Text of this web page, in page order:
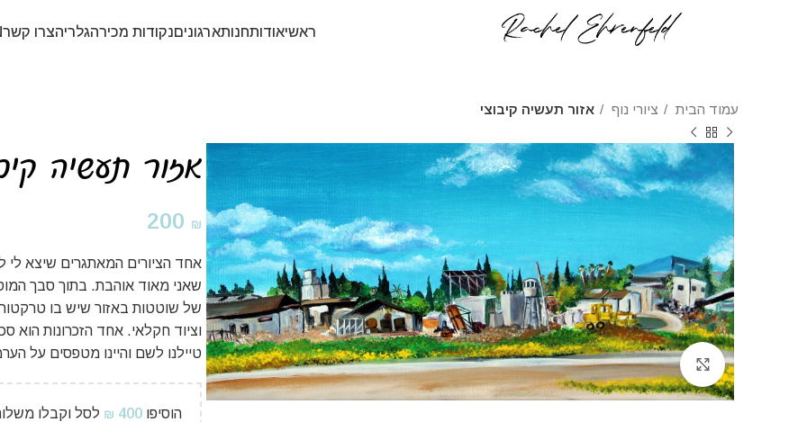
ראשיאודותחנותארגוניםנקודות מכירהגלריהצרו קשר
עמוד הבית ציורי נוף אזור תעשיה קיבוצי
לחצו להגדלה
אזור תעשיה
200 ₪
אחד הציורים המאתגרים שיצא לי
שאני מאוד אוהבת. בתוך סבך
של שוטטות באזור שיש בו
וציוד חקלאי. אחד הזכרונות הוא
טיילנו לשם והיינו מטפסים על
הוסיפו 400
₪ לסל וקבלו